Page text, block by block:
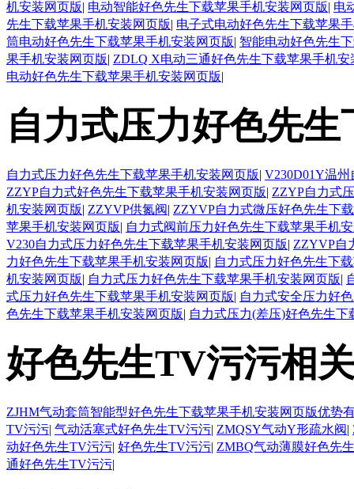
机安装网页版| 电动智能好色先生下载苹果手机安装网页版| 电
先生下载苹果手机安装网页版| 电子式电动好色先生下载苹果
筒电动好色先生下载苹果手机安装网页版| 智能电动好色先生
果手机安装网页版| ZDLQ X电动三通好色先生下载苹果手机安
电动好色先生下载苹果手机安装网页版|
自力式压力好色先
自力式压力好色先生下载苹果手机安装网页版| V230D01Y温
ZZYP自力式好色先生下载苹果手机安装网页版| ZZYP自力式
机安装网页版| ZZYVP供氮阀| ZZYVP自力式微压好色先生下
苹果手机安装网页版| 自力式阀前压力好色先生下载苹果手机
V230自力式压力好色先生下载苹果手机安装网页版| ZZYVP自
力好色先生下载苹果手机安装网页版| 自力式压力好色先生下
机安装网页版| 自力式压力好色先生下载苹果手机安装网页版|
式压力好色先生下载苹果手机安装网页版| 自力式安全压力好
色先生下载苹果手机安装网页版| 自力式压力(差压)好色先生
好色先生TV污污相
ZJHM气动套筒智能型好色先生下载苹果手机安装网页版优势
TV污污| 气动活塞式好色先生TV污污| ZMQSY气动Y形疏水阀|
动好色先生TV污污| 好色先生TV污污| ZMBQ气动薄膜好色先
通好色先生TV污污|